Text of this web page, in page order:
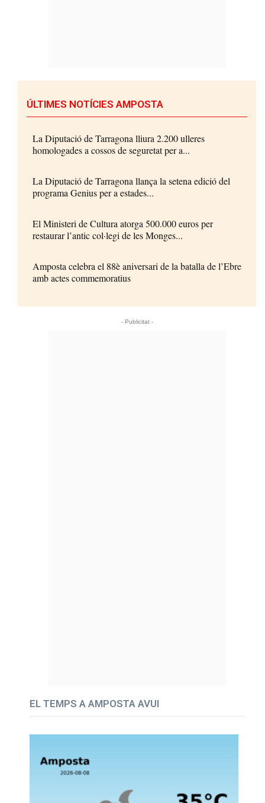
ÚLTIMES NOTÍCIES AMPOSTA
La Diputació de Tarragona lliura 2.200 ulleres
homologades a cossos de seguretat per a...
La Diputació de Tarragona llança la setena edició del
programa Genius per a estades...
El Ministeri de Cultura atorga 500.000 euros per
restaurar l’antic col·legi de les Monges...
Amposta celebra el 88è aniversari de la batalla de l’Ebre
amb actes commemoratius
- Publicitat -
EL TEMPS A AMPOSTA AVUI